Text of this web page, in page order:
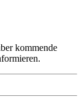
kommende